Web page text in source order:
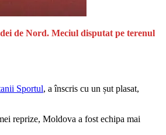
de Nord. Meciul disputat pe terenul
Sportul, a înscris cu un șut plasat,
reprize, Moldova a fost echipa mai